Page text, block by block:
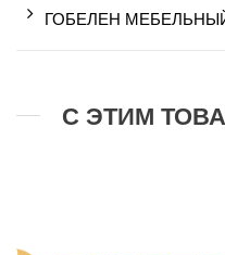
ГОБЕЛЕН
С ЭТИМ